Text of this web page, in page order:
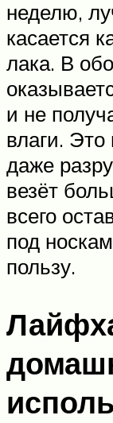
неделю,
касается
лака. В
и не
влаги. Это
даже
везёт
всего
под
пользу.